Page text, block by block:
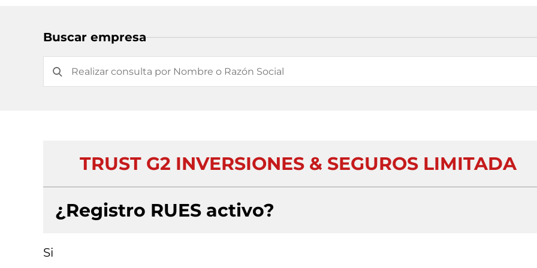
Buscar empresa
TRUST G2 INVERSIONES & SEGUROS LIMITADA
¿Registro RUES activo?
Si